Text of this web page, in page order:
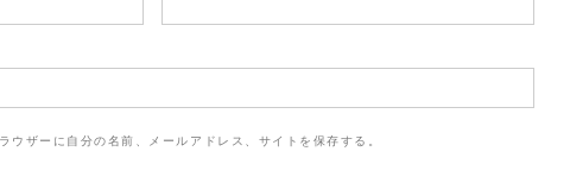
ウザーに自分の名前、メールアドレス、サイトを保存する。